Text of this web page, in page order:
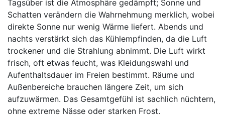
Tagsüber ist die Atmosphäre gedämpft; Sonne und
Schatten verändern die Wahrnehmung merklich, wobei
direkte Sonne nur wenig Wärme liefert. Abends und
nachts verstärkt sich das Kühlempfinden, da die Luft
trockener und die Strahlung abnimmt. Die Luft wirkt
frisch, oft etwas feucht, was Kleidungswahl und
Aufenthaltsdauer im Freien bestimmt. Räume und
Außenbereiche brauchen längere Zeit, um sich
aufzuwärmen. Das Gesamtgefühl ist sachlich nüchtern,
ohne extreme Nässe oder starken Frost.